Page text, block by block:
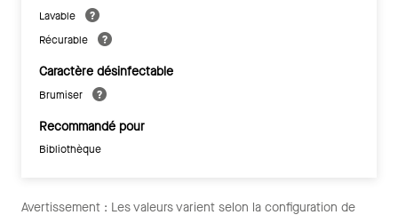
Lavable
Récurable
Caractère désinfectable
Brumiser
Recommandé pour
Bibliothèque
Avertissement : Les valeurs varient selon la configuration de